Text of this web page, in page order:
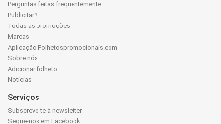
Perguntas feitas frequentemente
Publicitar?
Todas as promoções
Marcas
Aplicação Folhetospromocionais.com
Sobre nós
Adicionar folheto
Notícias
Serviços
Subscreve-te à newsletter
Segue-nos em Facebook